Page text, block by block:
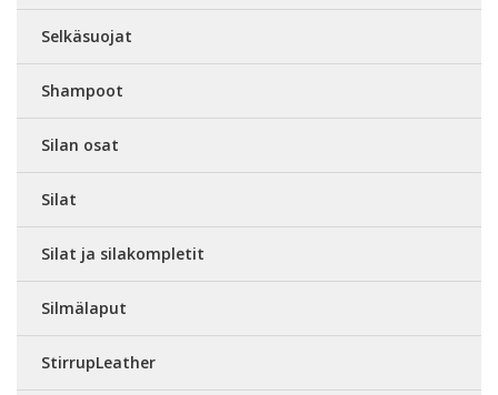
Selkäsuojat
Shampoot
Silan osat
Silat
Silat ja silakompletit
Silmälaput
StirrupLeather